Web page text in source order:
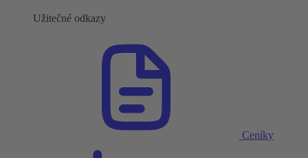
Užitečné odkazy
Ceníky